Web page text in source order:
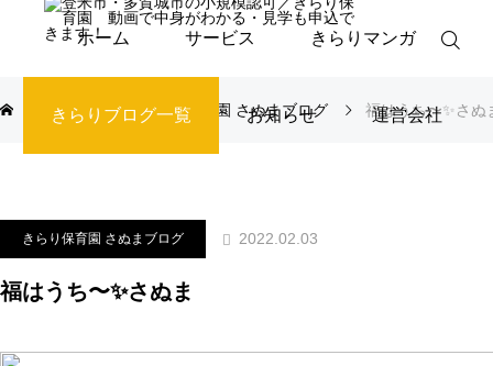
ホーム サービス きらりマンガ
きらりブログ一覧 お知らせ 運営会社
ブログ きらり保育園 さぬまブログ 福はうち〜✨さぬ
きらり保育園 さぬまブログ 2022.02.03
福はうち〜✨さぬま